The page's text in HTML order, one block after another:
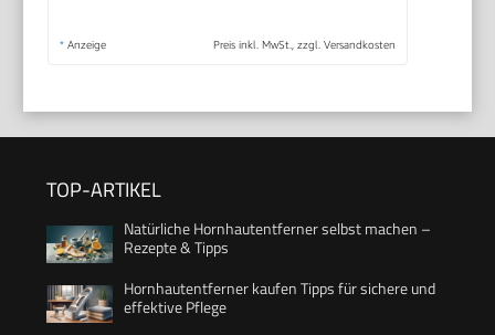
* Anzeige Preis inkl. MwSt., zzgl. Versandkosten
TOP-ARTIKEL
Natürliche Hornhautentferner selbst machen –
Rezepte & Tipps
Hornhautentferner kaufen Tipps für sichere und
effektive Pflege